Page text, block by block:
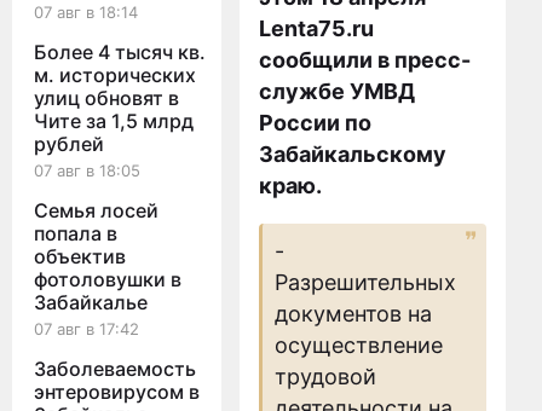
07 авг в 18:14
Более 4 тысяч кв.
м. исторических
улиц обновят в
Чите за 1,5 млрд
рублей
07 авг в 18:05
Семья лосей
попала в
объектив
фотоловушки в
Забайкалье
07 авг в 17:42
Заболеваемость
энтеровирусом в
Lenta75.ru
сообщили в пресс-
службе УМВД
России по
Забайкальскому
краю.
-
Разрешительных
документов на
осуществление
трудовой